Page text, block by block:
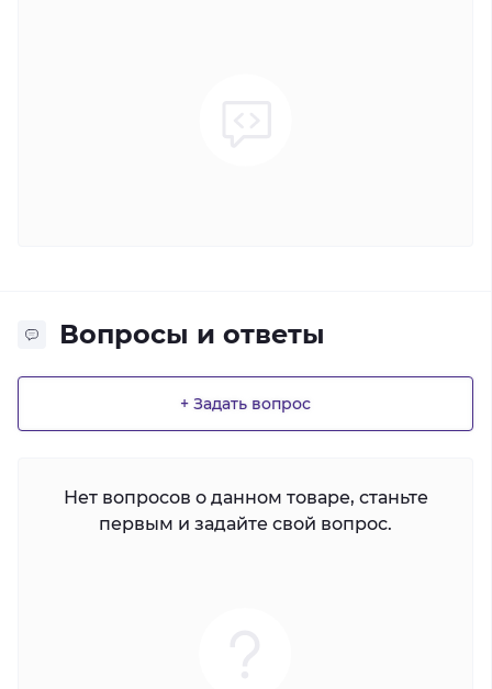
Вопросы и ответы
+ Задать вопрос
Нет вопросов о данном товаре, станьте
первым и задайте свой вопрос.